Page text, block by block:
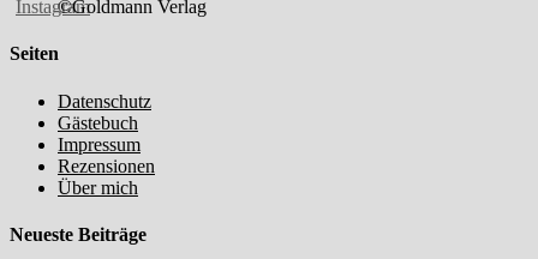
©Goldmann Verlag
Seiten
Datenschutz
Gästebuch
Impressum
Rezensionen
Über mich
Neueste Beiträge